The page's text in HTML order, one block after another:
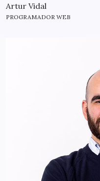
Artur Vidal
PROGRAMADOR WEB